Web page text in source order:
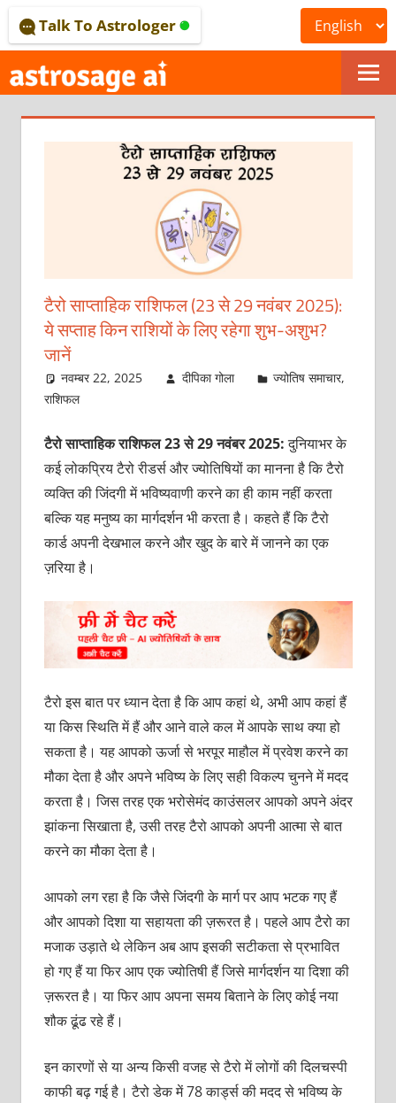
to
content
ONLINE
ASTROLOGICAL
JOURNAL
–
ASTROSAGE
MAGAZINE
Talk To Astrologer
टैरो साप्ताहिक राशिफल (23 से 29 नवंबर 2025):
ये सप्ताह किन राशियों के लिए रहेगा शुभ-अशुभ?
जानें
नवम्बर 22, 2025 दीपिका गोला ज्योतिष समाचार,
राशिफल
टैरो साप्ताहिक राशिफल 23 से 29 नवंबर 2025:दुनियाभर के
कई लोकप्रिय टैरो रीडर्स और ज्योतिषियों का मानना है कि टैरो
व्यक्ति की जिंदगी में भविष्यवाणी करने का ही काम नहीं करता
बल्कि यह मनुष्य का मार्गदर्शन भी करता है। कहते हैं कि टैरो
कार्ड अपनी देखभाल करने और खुद के बारे में जानने का एक
ज़रिया है।
टैरो इस बात पर ध्यान देता है कि आप कहां थे, अभी आप कहां हैं
या किस स्थिति में हैं और आने वाले कल में आपके साथ क्‍या हो
सकता है। यह आपको ऊर्जा से भरपूर माहौल में प्रवेश करने का
मौका देता है और अपने भविष्‍य के लिए सही विकल्प चुनने में मदद
करता है। जिस तरह एक भरोसेमंद काउंसलर आपको अपने अंदर
झांकना सिखाता है, उसी तरह टैरो आपको अपनी आत्‍मा से बात
करने का मौका देता है।
आपको लग रहा है कि जैसे जिंदगी के मार्ग पर आप भटक गए हैं
और आपको दिशा या सहायता की ज़रूरत है। पहले आप टैरो का
मजाक उड़ाते थे लेकिन अब आप इसकी सटीकता से प्रभावित
हो गए हैं या फिर आप एक ज्योतिषी हैं जिसे मार्गदर्शन या दिशा की
ज़रूरत है। या फिर आप अपना समय बिताने के लिए कोई नया
शौक ढूंढ रहे हैं।
इन कारणों से या अन्‍य किसी वजह से टैरो में लोगों की दिलचस्पी
काफी बढ़ गई है। टैरो डेक में 78 कार्ड्स की मदद से भविष्य के